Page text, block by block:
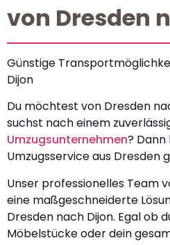
von Dresden
Günstige
Dijon
Du möchtest von Dresden
suchst nach einem
Umzugsunternehmen? Dann
Umzugsservice aus Dresden
Unser professionelles Team
eine maßgeschneiderte
Dresden nach Dijon. Egal ob
Möbelstücke oder dein